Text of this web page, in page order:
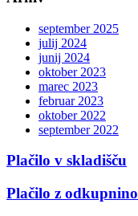
september 2025
julij 2024
junij 2024
oktober 2023
marec 2023
februar 2023
oktober 2022
september 2022
Plačilo v skladišču
Plačilo z odkupnino